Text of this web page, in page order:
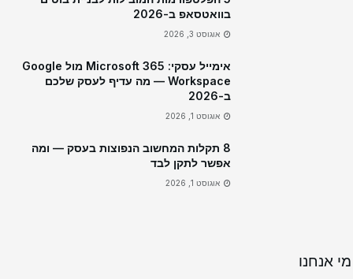
בוואטסאפ ב-2026
אוגוסט 3, 2026
אימייל עסקי: Microsoft 365 מול Google
Workspace — מה עדיף לעסק שלכם
ב-2026
אוגוסט 1, 2026
8 תקלות המחשוב הנפוצות בעסק — ומה
אפשר לתקן לבד
אוגוסט 1, 2026
מי אנחנו